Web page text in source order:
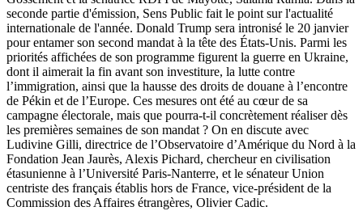
seconde partie d'émission, Sens Public fait le point sur l'actualité
internationale de l'année. Donald Trump sera intronisé le 20 janvier
pour entamer son second mandat à la tête des États-Unis. Parmi les
priorités affichées de son programme figurent la guerre en Ukraine,
dont il aimerait la fin avant son investiture, la lutte contre
l’immigration, ainsi que la hausse des droits de douane à l’encontre
de Pékin et de l’Europe. Ces mesures ont été au cœur de sa
campagne électorale, mais que pourra-t-il concrètement réaliser dès
les premières semaines de son mandat ? On en discute avec
Ludivine Gilli, directrice de l’Observatoire d’Amérique du Nord à la
Fondation Jean Jaurès, Alexis Pichard, chercheur en civilisation
étasunienne à l’Université Paris-Nanterre, et le sénateur Union
centriste des français établis hors de France, vice-président de la
Commission des Affaires étrangères, Olivier Cadic.